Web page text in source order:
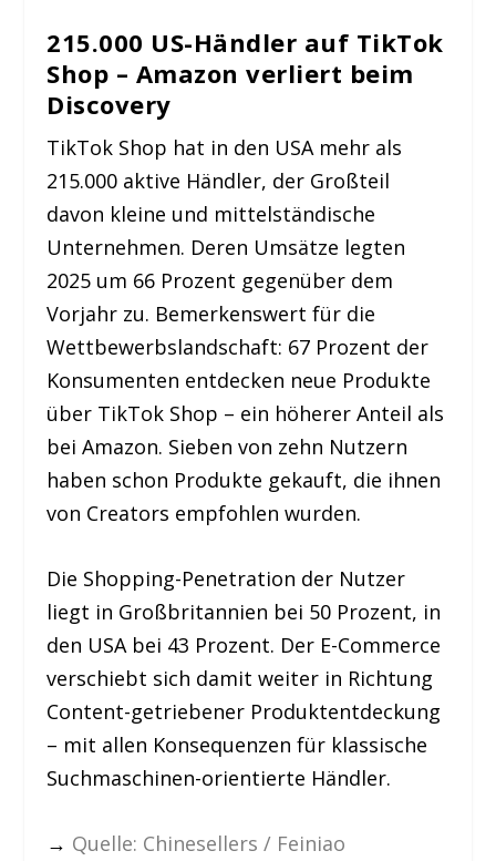
215.000 US-Händler auf TikTok
Shop – Amazon verliert beim
Discovery
TikTok Shop hat in den USA mehr als
215.000 aktive Händler, der Großteil
davon kleine und mittelständische
Unternehmen. Deren Umsätze legten
2025 um 66 Prozent gegenüber dem
Vorjahr zu. Bemerkenswert für die
Wettbewerbslandschaft: 67 Prozent der
Konsumenten entdecken neue Produkte
über TikTok Shop – ein höherer Anteil als
bei Amazon. Sieben von zehn Nutzern
haben schon Produkte gekauft, die ihnen
von Creators empfohlen wurden.
Die Shopping-Penetration der Nutzer
liegt in Großbritannien bei 50 Prozent, in
den USA bei 43 Prozent. Der E-Commerce
verschiebt sich damit weiter in Richtung
Content-getriebener Produktentdeckung
– mit allen Konsequenzen für klassische
Suchmaschinen-orientierte Händler.
→ Quelle: Chinesellers / Feiniao